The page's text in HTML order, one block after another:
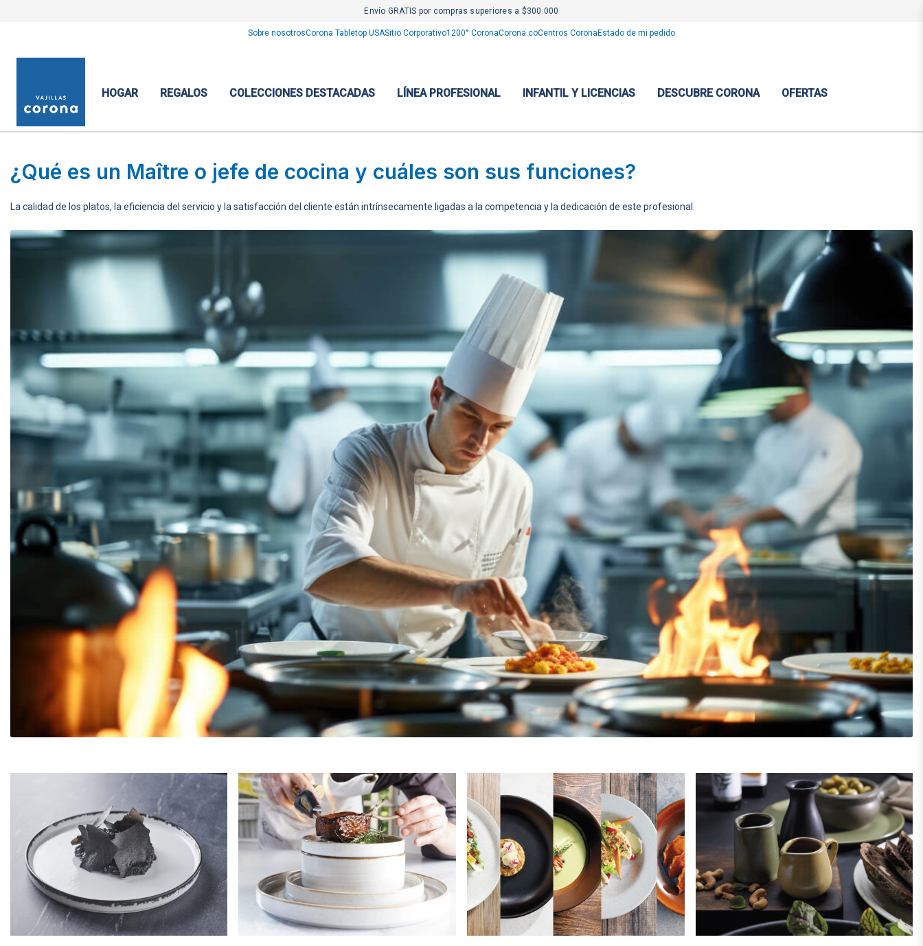
Envío GRATIS por compras superiores a $300.000
Sobre nosotrosCorona Tabletop USASitio Corporativo1200° CoronaCorona.coCentros Corona Estado de mi pedido
HOGAR REGALOS COLECCIONES DESTACADAS LÍNEA PROFESIONAL INFANTIL Y LICENCIAS DESCUBRE CORONA OFERTAS
¿Qué es un Maître o jefe de cocina y cuáles son sus funciones?
La calidad de los platos, la eficiencia del servicio y la satisfacción del cliente están intrínsecamente ligadas a la competencia y la dedicación de este profesional.